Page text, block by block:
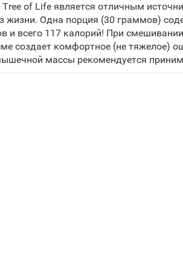
of Life является отличным
Одна порция (30 граммов)
и всего 117 калорий! При
создает комфортное (не тяжелое)
массы рекомендуется